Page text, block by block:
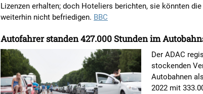
Lizenzen erhalten; doch Hoteliers berichten, sie könnten
weiterhin nicht befriedigen. BBC
Autofahrer standen 427.000 Stunden im
Der ADAC
stockenden
Autobahnen
2022 mit